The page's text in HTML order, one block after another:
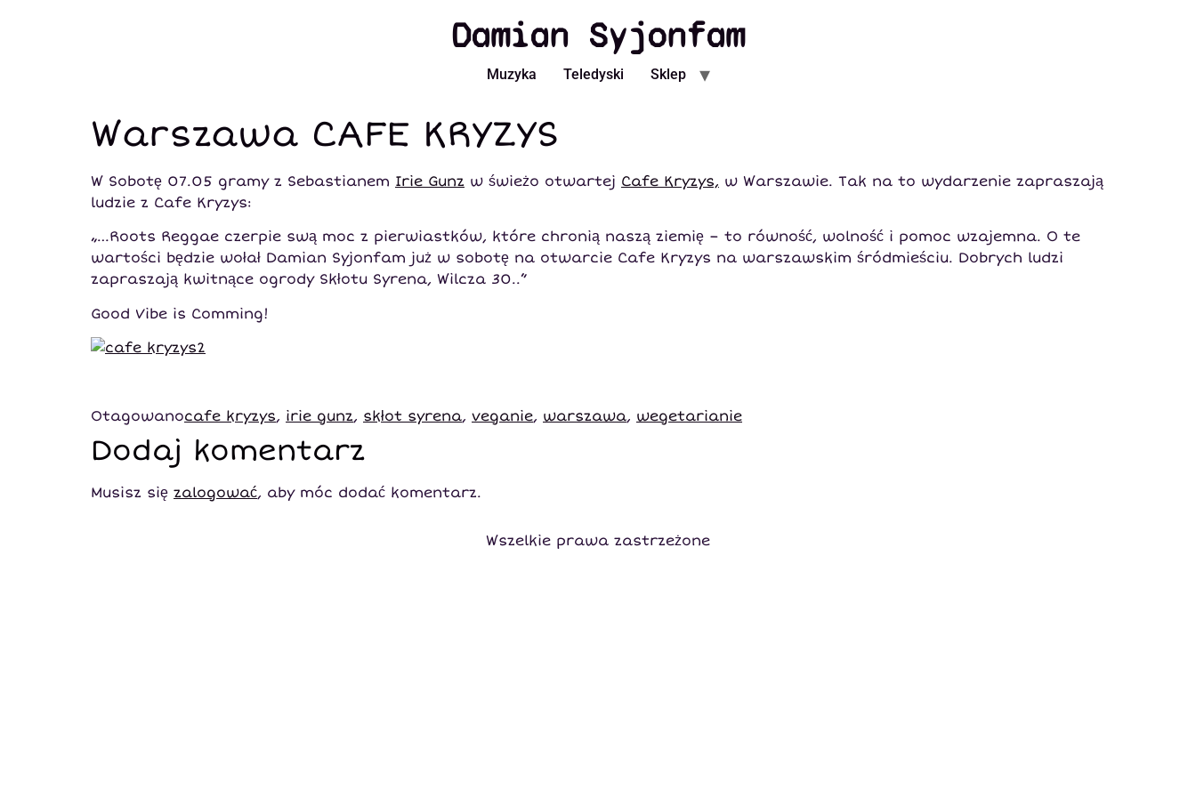
Damian Syjonfam
Muzyka Teledyski Sklep
Warszawa CAFE KRYZYS
W Sobotę 07.05 gramy z Sebastianem Irie Gunz w świeżo otwartej Cafe Kryzys, w Warszawie. Tak na to wydarzenie zapraszają
ludzie z Cafe Kryzys:
„…Roots Reggae czerpie swą moc z pierwiastków, które chronią naszą ziemię – to równość, wolność i pomoc wzajemna. O te
wartości będzie wołał Damian Syjonfam już w sobotę na otwarcie Cafe Kryzys na warszawskim śródmieściu. Dobrych ludzi
zapraszają kwitnące ogrody Skłotu Syrena, Wilcza 30..”
Good Vibe is Comming!
Otagowanocafe kryzys, irie gunz, skłot syrena, veganie, warszawa, wegetarianie
Dodaj komentarz
Musisz się zalogować, aby móc dodać komentarz.
Wszelkie prawa zastrzeżone